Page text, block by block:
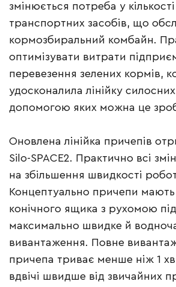
змінюється потреба у кількості
транспортних засобів, що
кормозбиральний комбайн.
оптимізувати витрати
перевезення зелених кормів,
удосконалила лінійку
допомогою яких можна це
Оновлена лінійка причепів
Silo-SPACE2. Практично всі
на збільшення швидкості
Концептуально причепи
конічного ящика з рухомою
максимально швидке й
вивантаження. Повне
причепа триває менше ніж 1
вдвічі швидше від звичайних